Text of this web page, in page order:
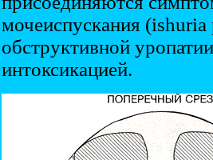
мочеиспускания
обструктивной
интоксикацией.